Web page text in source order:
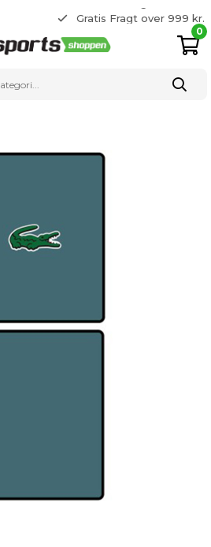
Gratis Fragt over 999 kr.
22 20 80 33
0